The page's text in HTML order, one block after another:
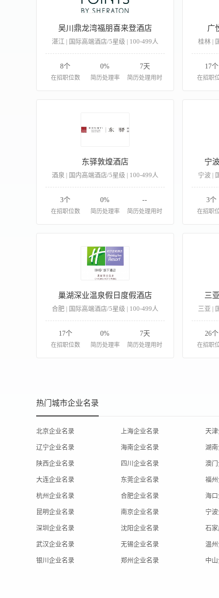
吴川鼎龙湾福朋喜来登酒店
湛江 | 国际高端酒店/5星级 | 100-499人
8个
在招职位数
0%
简历处理率
7天
简历处理用时
广
桂林 |
17个
在招职
东驿敦煌酒店
酒泉 | 国内高端酒店/5星级 | 100-499人
3个
在招职位数
0%
简历处理率
--
简历处理用时
宁
宁波 |
3个
在招职
巢湖深业温泉假日度假酒店
合肥 | 国际高端酒店/5星级 | 100-499人
17个
在招职位数
0%
简历处理率
7天
简历处理用时
三
三亚 |
26个
在招职
热门城市企业名录
北京企业名录 上海企业名录 天
辽宁企业名录 海南企业名录 湖
陕西企业名录 四川企业名录 澳
大连企业名录 东莞企业名录 福
杭州企业名录 合肥企业名录 海
昆明企业名录 南京企业名录 宁
深圳企业名录 沈阳企业名录 石
武汉企业名录 无锡企业名录 温
银川企业名录 郑州企业名录 中